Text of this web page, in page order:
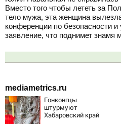
Вместо того чтобы лететь за
тело мужа, эта женщина
конференции по безопасности
заявление, что поднимет знамя
mediametrics.ru
Гонконгцы
штурмуют
Хабаровский край